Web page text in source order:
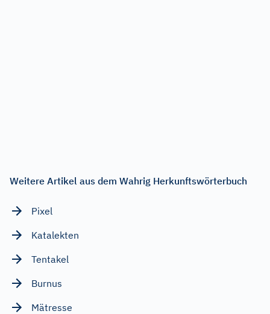
Weitere Artikel aus dem Wahrig Herkunftswörterbuch
Pixel
Katalekten
Tentakel
Burnus
Mätresse